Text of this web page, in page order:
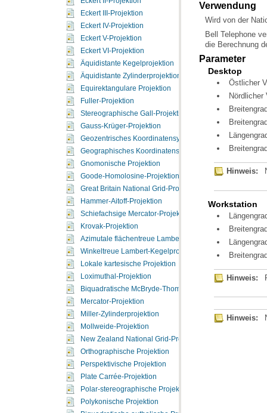
Eckert III-Projektion
Eckert IV-Projektion
Eckert V-Projektion
Eckert VI-Projektion
Äquidistante Kegelprojektion
Äquidistante Zylinderprojektion
Equirektangulare Projektion
Fuller-Projektion
Stereographische Gall-Projektion
Gauss-Krüger-Projektion
Geozentrisches Koordinatensystem
Geographisches Koordinatensystem
Gnomonische Projektion
Goode-Homolosine-Projektion
Great Britain National Grid-Projektion
Hammer-Aitoff-Projektion
Schiefachsige Mercator-Projektion nach Hotine
Krovak-Projektion
Azimutale flächentreue Lambert-Projektion
Winkeltreue Lambert-Kegelprojektion
Lokale kartesische Projektion
Loximuthal-Projektion
Biquadratische McBryde-Thomas-Projektion mit Pollinie
Mercator-Projektion
Miller-Zylinderprojektion
Mollweide-Projektion
New Zealand National Grid-Projektion
Orthographische Projektion
Perspektivische Projektion
Plate Carrée-Projektion
Polar-stereographische Projektion
Polykonische Projektion
Verwendung
Wird von der
die Berechnung
Parameter
Desktop
Östlicher
Nördlicher
Hinweis:
Workstation
Hinweis:
Hinweis: